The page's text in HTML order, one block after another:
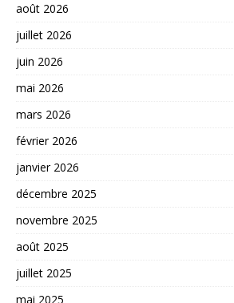
août 2026
juillet 2026
juin 2026
mai 2026
mars 2026
février 2026
janvier 2026
décembre 2025
novembre 2025
août 2025
juillet 2025
mai 2025